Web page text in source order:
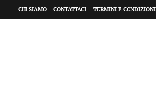
CHI SIAMO CONTATTACI TERMINI E CONDIZIONI